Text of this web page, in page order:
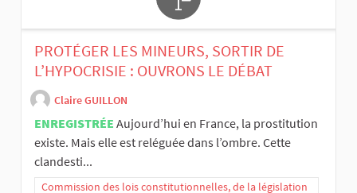
PROTÉGER LES MINEURS, SORTIR DE
L’HYPOCRISIE : OUVRONS LE DÉBAT
Claire GUILLON
ENREGISTRÉE Aujourd’hui en France, la prostitution
existe. Mais elle est reléguée dans l’ombre. Cette
clandesti...
Commission des lois constitutionnelles, de la législation